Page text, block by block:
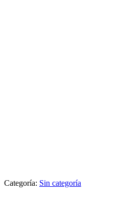
Categoría: Sin categoría